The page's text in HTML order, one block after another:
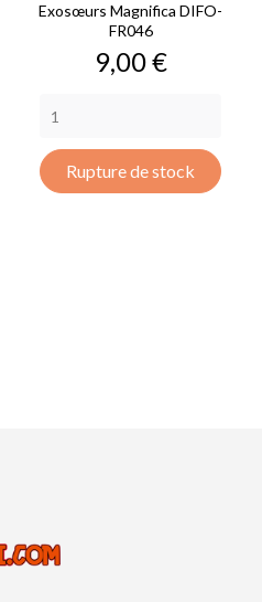
Exosœurs Magnifica DIFO-
FR046
Prix
9,00 €
Rupture de stock